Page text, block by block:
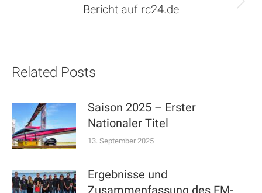
Nächster
Bericht auf rc24.de
Related Posts
Saison 2025 – Erster
Nationaler Titel
13. September 2025
Ergebnisse und
Zusammenfassung des EM-